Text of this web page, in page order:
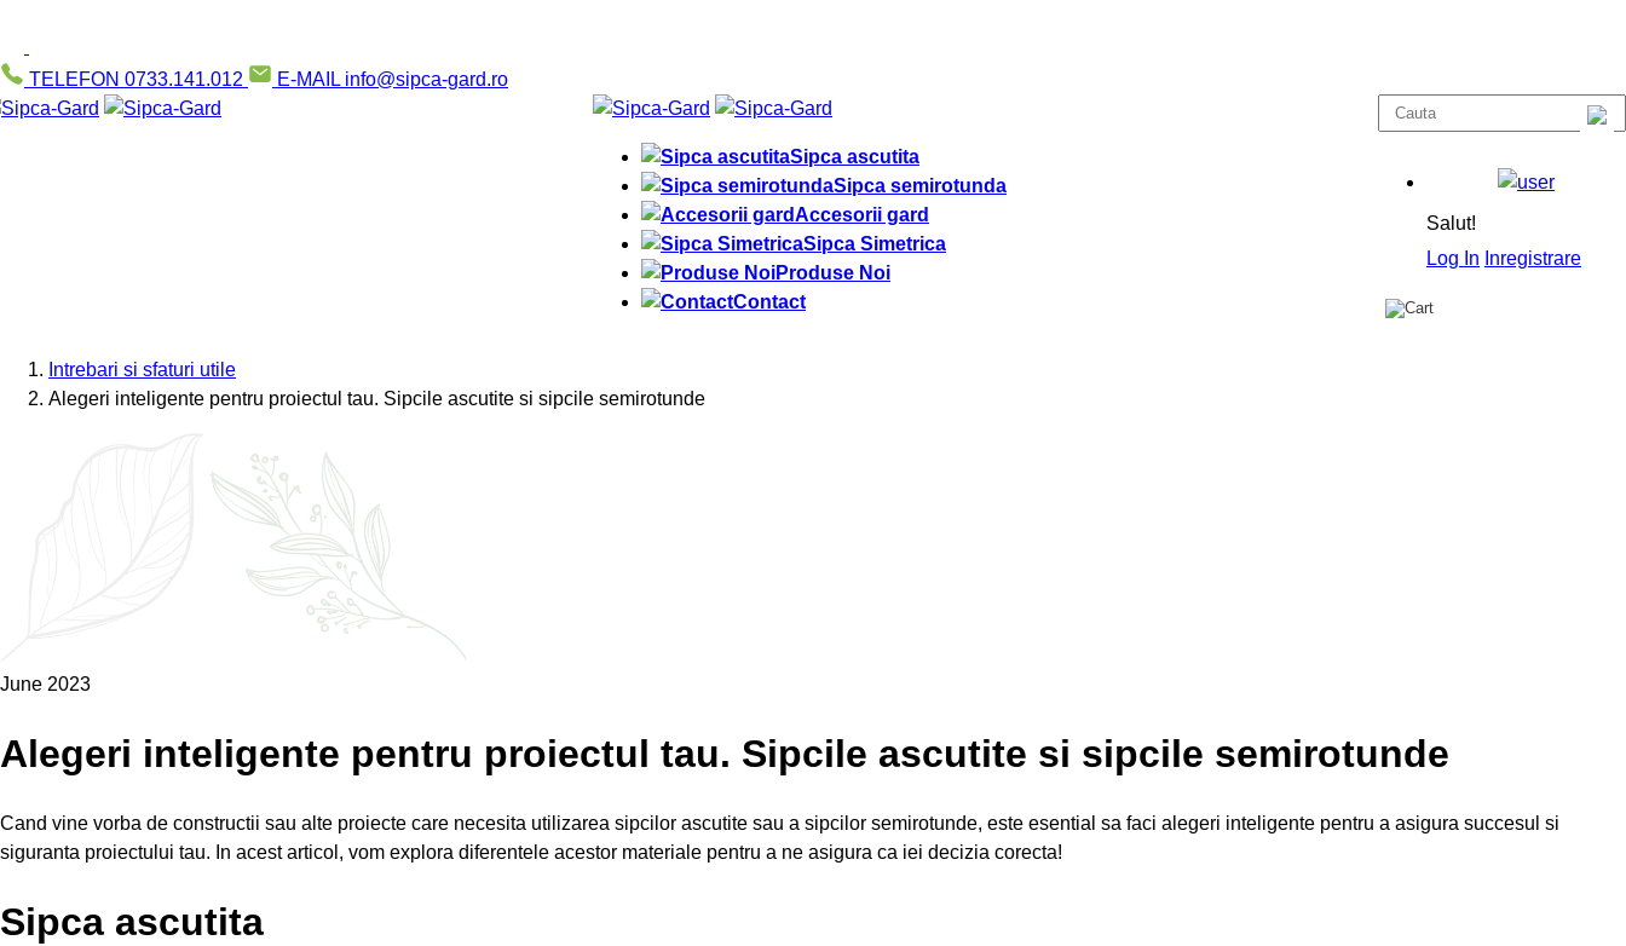
TELEFON 0733.141.012 E-MAIL info@sipca-gard.ro
Sipca ascutita
Sipca semirotunda
Accesorii gard
Sipca Simetrica
Produse Noi
Contact
Salut!
Log In Inregistrare
Intrebari si sfaturi utile
Alegeri inteligente pentru proiectul tau. Sipcile ascutite si sipcile semirotunde
June 2023
Alegeri inteligente pentru proiectul tau. Sipcile ascutite si sipcile semirotunde
Cand vine vorba de constructii sau alte proiecte care necesita utilizarea sipcilor ascutite sau a sipcilor semirotunde, este esential sa faci alegeri inteligente pentru a asigura succesul si
siguranta proiectului tau. In acest articol, vom explora diferentele acestor materiale pentru a ne asigura ca iei decizia corecta!
Sipca ascutita